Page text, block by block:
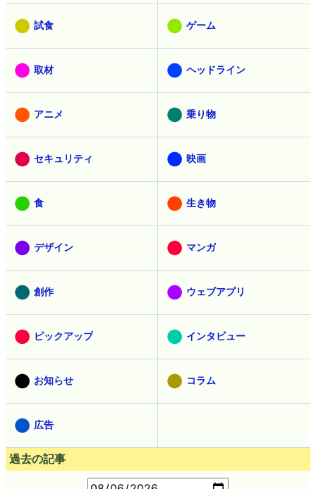
試食 ゲーム
取材 ヘッドライン
アニメ 乗り物
セキュリティ 映画
食 生き物
デザイン マンガ
創作 ウェブアプリ
ピックアップ インタビュー
お知らせ コラム
広告
過去の記事